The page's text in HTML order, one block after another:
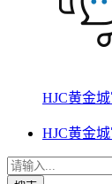
HJC黄金城
HJC黄金城